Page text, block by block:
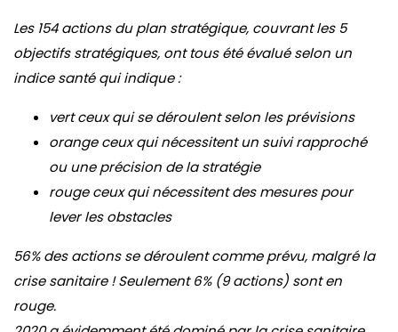
Les 154 actions du plan stratégique, couvrant les 5
objectifs stratégiques, ont tous été évalué selon un
indice santé qui indique :
vert ceux qui se déroulent selon les prévisions
orange ceux qui nécessitent un suivi rapproché
ou une précision de la stratégie
rouge ceux qui nécessitent des mesures pour
lever les obstacles
56% des actions se déroulent comme prévu, malgré la
crise sanitaire ! Seulement 6% (9 actions) sont en
rouge.